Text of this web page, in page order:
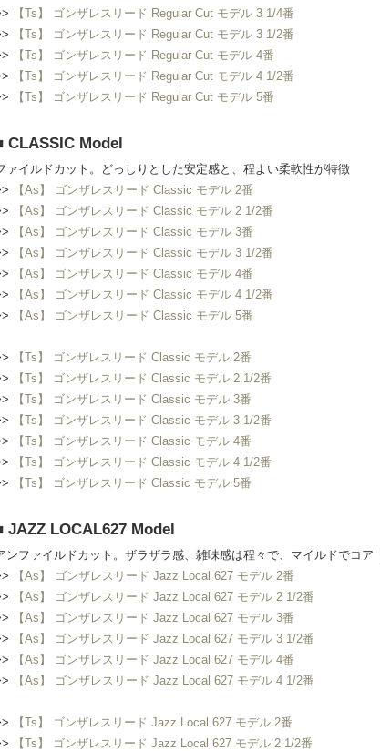
【Ts】 ゴンザレスリード Regular Cut モデル 3 1/4番
【Ts】 ゴンザレスリード Regular Cut モデル 3 1/2番
【Ts】 ゴンザレスリード Regular Cut モデル 4番
【Ts】 ゴンザレスリード Regular Cut モデル 4 1/2番
【Ts】 ゴンザレスリード Regular Cut モデル 5番
CLASSIC Model
ァイルドカット。どっしりとした安定感と、程よい柔軟性が特徴
【As】 ゴンザレスリード Classic モデル 2番
【As】 ゴンザレスリード Classic モデル 2 1/2番
【As】 ゴンザレスリード Classic モデル 3番
【As】 ゴンザレスリード Classic モデル 3 1/2番
【As】 ゴンザレスリード Classic モデル 4番
【As】 ゴンザレスリード Classic モデル 4 1/2番
【As】 ゴンザレスリード Classic モデル 5番
【Ts】 ゴンザレスリード Classic モデル 2番
【Ts】 ゴンザレスリード Classic モデル 2 1/2番
【Ts】 ゴンザレスリード Classic モデル 3番
【Ts】 ゴンザレスリード Classic モデル 3 1/2番
【Ts】 ゴンザレスリード Classic モデル 4番
【Ts】 ゴンザレスリード Classic モデル 4 1/2番
【Ts】 ゴンザレスリード Classic モデル 5番
JAZZ LOCAL627 Model
ンファイルドカット。ザラザラ感、雑味感は程々で、マイルドでコア
【As】 ゴンザレスリード Jazz Local 627 モデル 2番
【As】 ゴンザレスリード Jazz Local 627 モデル 2 1/2番
【As】 ゴンザレスリード Jazz Local 627 モデル 3番
【As】 ゴンザレスリード Jazz Local 627 モデル 3 1/2番
【As】 ゴンザレスリード Jazz Local 627 モデル 4番
【As】 ゴンザレスリード Jazz Local 627 モデル 4 1/2番
【Ts】 ゴンザレスリード Jazz Local 627 モデル 2番
【Ts】 ゴンザレスリード Jazz Local 627 モデル 2 1/2番